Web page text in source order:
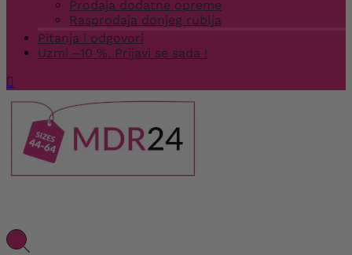
Prodaja dodatne opreme
Rasprodaja donjeg rublja
Pitanja i odgovori
Uzmi –10 %. Prijavi se sada !
